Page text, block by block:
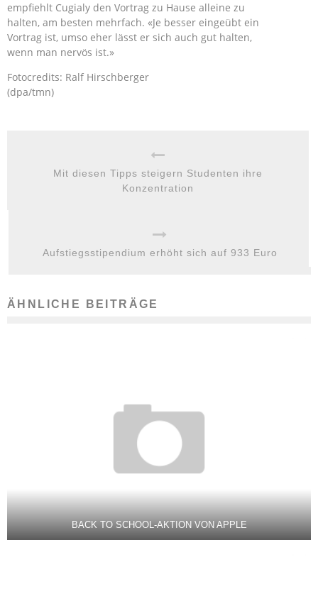
empfiehlt Cugialy den Vortrag zu Hause alleine zu
halten, am besten mehrfach. «Je besser eingeübt ein
Vortrag ist, umso eher lässt er sich auch gut halten,
wenn man nervös ist.»
Fotocredits: Ralf Hirschberger
(dpa/tmn)
Mit diesen Tipps steigern Studenten ihre
Konzentration
Aufstiegsstipendium erhöht sich auf 933 Euro
ÄHNLICHE BEITRÄGE
BACK TO SCHOOL-AKTION VON APPLE